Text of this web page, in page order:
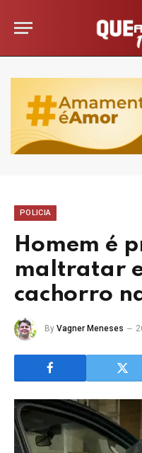
POLICIA
Homem é
maltratar
cachorro
By Vagner Meneses